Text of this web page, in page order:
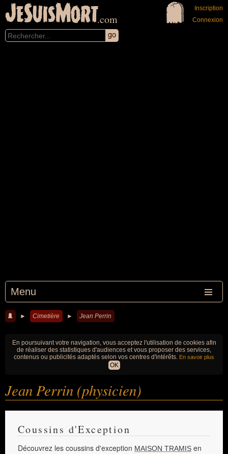
JeSuisMort.com
Menu
Inscription
Connexion
► Cimetière ► Jean Perrin
En poursuivant votre navigation, vous acceptez l'utilisation de cookies afin
de réaliser des statistiques d'audiences et vous proposer des services,
contenus ou publicités adaptés selon vos centres d'intérêts. En savoir plus
OK
Jean Perrin (physicien)
Coussins d'Exception
Découvrez les coussins d'exception MAISON TRAMIS en